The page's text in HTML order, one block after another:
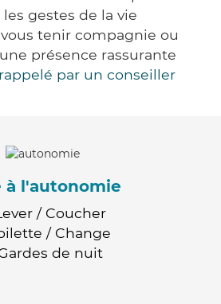
les gestes de la vie
tenir compagnie ou
présence rassurante
par un conseiller
à l'autonomie
/ Coucher
/ Change
de nuit